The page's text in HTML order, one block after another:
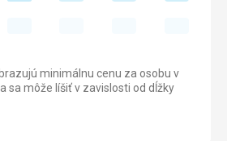
minimálnu cenu za osobu v
sa môže líšiť v zavislosti od dĺžky